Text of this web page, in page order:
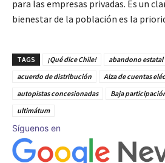
para las empresas privadas. Es un
bienestar de la población es la
TAGS ¡Qué dice Chile! abandono estatal
acuerdo de distribución
Alza de cuentas
autopistas concesionadas
Baja
ultimátum
Síguenos en